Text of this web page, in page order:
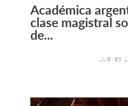
Académica
clase magistral
de...
Jueves